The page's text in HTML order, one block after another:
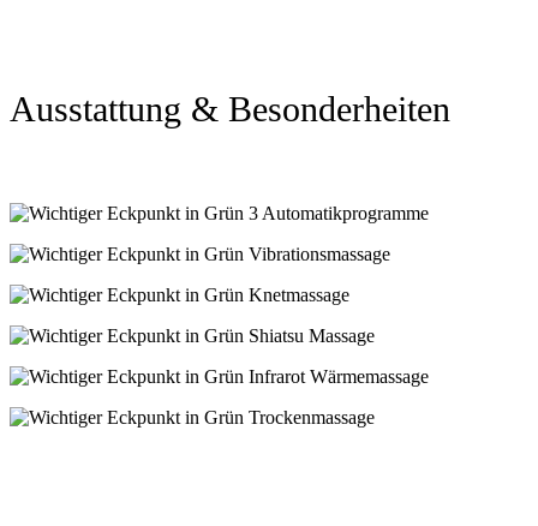
Ausstattung & Besonderheiten
3 Automatikprogramme
Vibrationsmassage
Knetmassage
Shiatsu Massage
Infrarot Wärmemassage
Trockenmassage